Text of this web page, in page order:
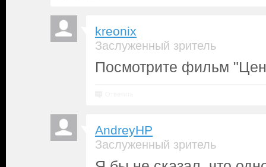
kreonix
Заслуженный зритель
Посмотрите фильм
AndreyHP
Заслуженный зритель